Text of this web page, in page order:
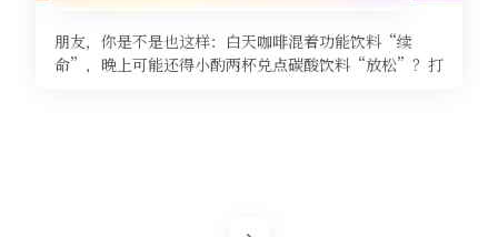
朋友，你是不是也这样：白天咖啡混着功能饮料“续
命”，晚上可能还得小酌两杯兑点碳酸饮料“放松”？打